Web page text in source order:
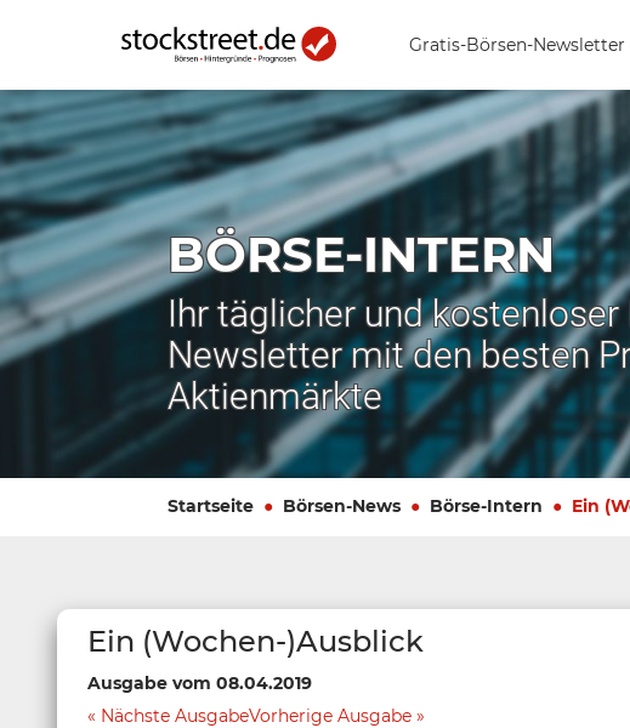
Gratis-Börsen-Newsletter
BÖRSE-INTERN
Ihr täglicher und kostenloser
Newsletter mit den besten
Aktienmärkte
Startseite Börsen-News Börse-Intern Ein
Ein (Wochen-)Ausblick
Ausgabe vom 08.04.2019
Nächste AusgabeVorherige Ausgabe